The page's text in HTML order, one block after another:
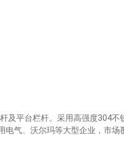
平台栏杆。采用高强度304
气、沃尔玛等大型企业，市